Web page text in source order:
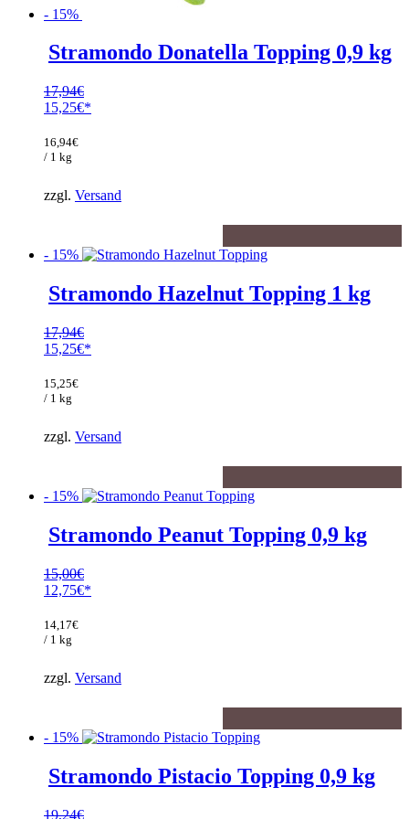
- 15%
Stramondo Donatella Topping 0,9 kg
17,94€
Ursprünglicher
war:
17,94€
15,25€
Preis
ist:
16,94€
/ 1 kg
zzgl. Versand
- 15%
Stramondo Hazelnut Topping 1 kg
17,94€
Ursprünglicher
war:
17,94€
15,25€
Preis
ist:
15,25€
/ 1 kg
zzgl. Versand
- 15%
Stramondo Peanut Topping 0,9 kg
15,00€
Ursprünglicher
war:
15,00€
12,75€
Preis
ist:
14,17€
/ 1 kg
zzgl. Versand
- 15%
Stramondo Pistacio Topping 0,9 kg
19,24€